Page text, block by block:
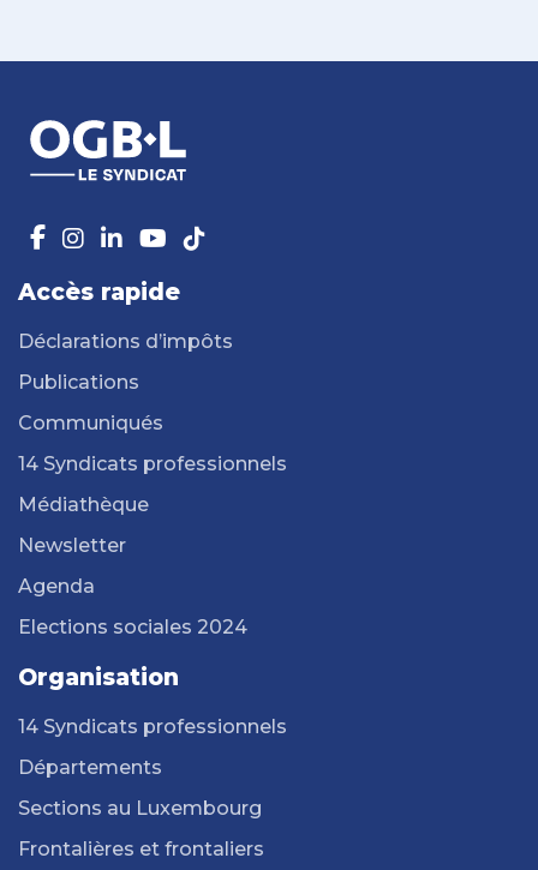
Accès rapide
Déclarations d’impôts
Publications
Communiqués
14 Syndicats professionnels
Médiathèque
Newsletter
Agenda
Elections sociales 2024
Organisation
14 Syndicats professionnels
Départements
Sections au Luxembourg
Frontalières et frontaliers